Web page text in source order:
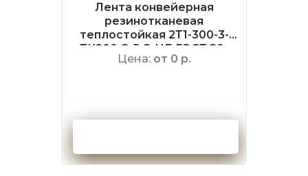
Лента конвейерная
резинотканевая
теплостойкая 2Т1-300-3-
ТК200-2-5-2-НБ ГОСТ 20-
2018
Цена: от 0 р.